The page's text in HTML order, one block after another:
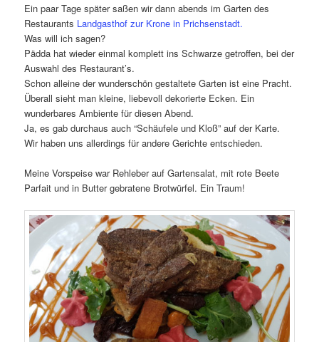
Ein paar Tage später saßen wir dann abends im Garten des
Restaurants Landgasthof zur Krone in Prichsenstadt.
Was will ich sagen?
Pädda hat wieder einmal komplett ins Schwarze getroffen, bei der
Auswahl des Restaurant’s.
Schon alleine der wunderschön gestaltete Garten ist eine Pracht.
Überall sieht man kleine, liebevoll dekorierte Ecken. Ein
wunderbares Ambiente für diesen Abend.
Ja, es gab durchaus auch “Schäufele und Kloß” auf der Karte.
Wir haben uns allerdings für andere Gerichte entschieden.
Meine Vorspeise war Rehleber auf Gartensalat, mit rote Beete
Parfait und in Butter gebratene Brotwürfel. Ein Traum!